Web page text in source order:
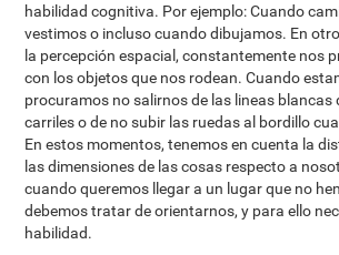
habilidad cognitiva. Por ejemplo: Cuando
vestimos o incluso cuando dibujamos. En
la percepción espacial, constantemente nos
con los objetos que nos rodean. Cuando
procuramos no salirnos de las lineas blancas
carriles o de no subir las ruedas al bordillo
En estos momentos, tenemos en cuenta la
las dimensiones de las cosas respecto a
cuando queremos llegar a un lugar que no
debemos tratar de orientarnos, y para ello
habilidad.